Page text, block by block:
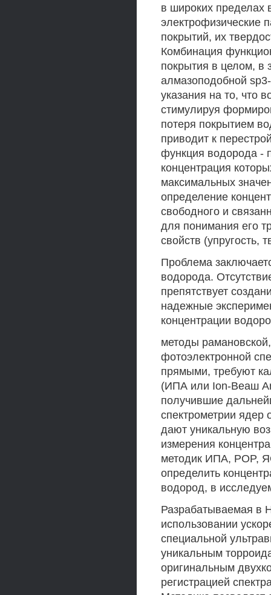
в широких пределах
электрофизические
покрытий, их
Комбинация
покрытия в целом, в
алмазоподобной
указания на то, что
стимулируя
потеря покрытием
приводит к
функция водорода -
концентрация
максимальных
определение
свободного и
для понимания его
свойств (упругость,
Проблема
водорода.
препятствует
надежные
концентрации
методы
фотоэлектронной
прямыми, требуют
(ИПА или Ion-Веаш
получившие
спектрометрии
дают уникальную
измерения
методик ИПА, POP,
определить
водород, в
Разрабатываемая
использовании
специальной
уникальным
оригинальным
регистрацией